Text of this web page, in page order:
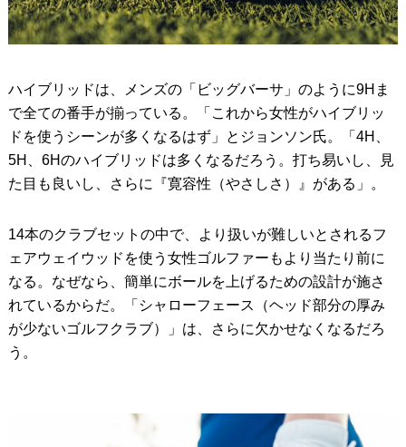
ハイブリッドは、メンズの「ビッグバーサ」のように9Hま
で全ての番手が揃っている。「これから女性がハイブリッ
ドを使うシーンが多くなるはず」とジョンソン氏。「4H、
5H、6Hのハイブリッドは多くなるだろう。打ち易いし、見
た目も良いし、さらに『寛容性（やさしさ）』がある」。
14本のクラブセットの中で、より扱いが難しいとされるフ
ェアウェイウッドを使う女性ゴルファーもより当たり前に
なる。なぜなら、簡単にボールを上げるための設計が施さ
れているからだ。「シャローフェース（ヘッド部分の厚み
が少ないゴルフクラブ）」は、さらに欠かせなくなるだろ
う。